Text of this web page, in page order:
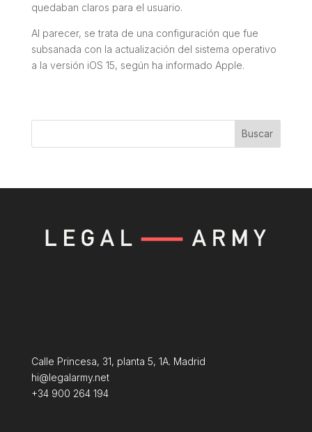
quedaban claros para el usuario.
Al parecer, se trata de una configuración que fue
subsanada con la actualización del sistema operativo
a la versión iOS 15, según ha informado Apple.
Buscar
Calle Princesa, 31, planta 5, 1A. Madrid
hi@legalarmy.net
+34 900 264 194